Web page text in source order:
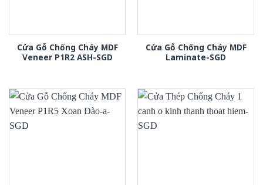
Cửa Gỗ Chống Cháy MDF
Veneer P1R2 ASH-SGD
Cửa Gỗ Chống Cháy MDF
Laminate-SGD